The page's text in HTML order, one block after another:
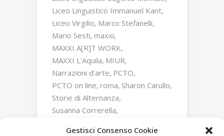
Gestisci Consenso Cookie
Liceo Linguistico Immanuel Kant
Liceo Virgilio Marco Stefanelli
Mario Sesti maxxi
MAXXI A[R]T WORK
MAXXI L'Aquila MIUR
Narrazioni d'arte PCTO
PCTO on line roma Sharon Carullo
Storie di Alternanza
Susanna Correrella